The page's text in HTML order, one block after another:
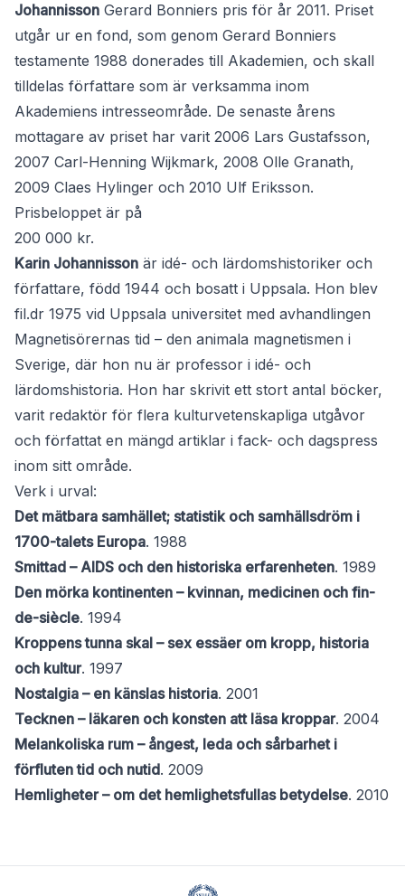
Johannisson Gerard Bonniers pris för år 2011. Priset
utgår ur en fond, som genom Gerard Bonniers
testamente 1988 donerades till Akademien, och skall
tilldelas författare som är verksamma inom
Akademiens intresseområde. De senaste årens
mottagare av priset har varit 2006 Lars Gustafsson,
2007 Carl-Henning Wijkmark, 2008 Olle Granath,
2009 Claes Hylinger och 2010 Ulf Eriksson.
Prisbeloppet är på
200 000 kr.
Karin Johannisson är idé- och lärdomshistoriker och
författare, född 1944 och bosatt i Uppsala. Hon blev
fil.dr 1975 vid Uppsala universitet med avhandlingen
Magnetisörernas tid – den animala magnetismen i
Sverige, där hon nu är professor i idé- och
lärdomshistoria. Hon har skrivit ett stort antal böcker,
varit redaktör för flera kulturvetenskapliga utgåvor
och författat en mängd artiklar i fack- och dagspress
inom sitt område.
Verk i urval:
Det mätbara samhället; statistik och samhällsdröm i
1700-talets Europa. 1988
Smittad – AIDS och den historiska erfarenheten. 1989
Den mörka kontinenten – kvinnan, medicinen och fin-
de-siècle. 1994
Kroppens tunna skal – sex essäer om kropp, historia
och kultur. 1997
Nostalgia – en känslas historia. 2001
Tecknen – läkaren och konsten att läsa kroppar. 2004
Melankoliska rum – ångest, leda och sårbarhet i
förfluten tid och nutid. 2009
Hemligheter – om det hemlighetsfullas betydelse. 2010